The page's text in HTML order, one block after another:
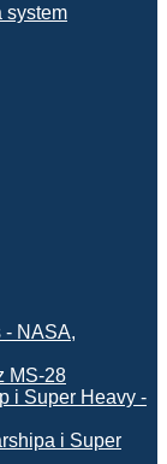
system
MS-28
i Super